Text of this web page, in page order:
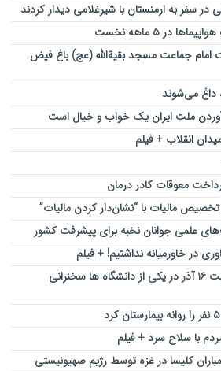
سفر به ارمنستان با شیرغلامی دیدار کردند
۵ ماهه نخست
امام جماعت مسجد بقیةالله (عج) باغ فیض
داغ می‌شوند
آوردن ملت ایران یک خواب و خیال است
انقلاب + فیلم
معوقات کادر درمان
مالیات با “نشان‌دار کردن مالیات”
علمی جوانان نخبه برای پیشرفت کشور
در خاورمیانه نداشتیم! + فیلم
سیمایی: پزشکیان به مناسبت ۱۶ آذر در یکی از دانشگاه ها سخنرانی
با سلاح سرد + فیلم
کلیسا در غزه توسط رژیم صهیونیستی